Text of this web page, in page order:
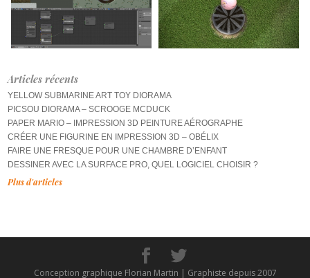
Articles récents
YELLOW SUBMARINE ART TOY DIORAMA
PICSOU DIORAMA – SCROOGE MCDUCK
PAPER MARIO – IMPRESSION 3D PEINTURE AÉROGRAPHE
CRÉER UNE FIGURINE EN IMPRESSION 3D – OBÉLIX
FAIRE UNE FRESQUE POUR UNE CHAMBRE D’ENFANT
DESSINER AVEC LA SURFACE PRO, QUEL LOGICIEL CHOISIR ?
Plus d'articles
Conception graphique Florian Martin | Graphiste depuis 2007